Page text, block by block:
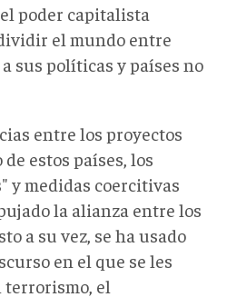
poder capitalista
el mundo entre
sus políticas y países no
entre los proyectos
estos países, los
y medidas coercitivas
la alianza entre los
a su vez, se ha usado
en el que se les
terrorismo, el